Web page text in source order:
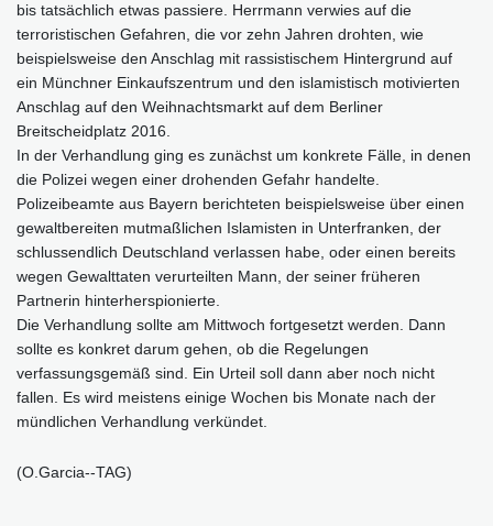
bis tatsächlich etwas passiere. Herrmann verwies auf die
terroristischen Gefahren, die vor zehn Jahren drohten, wie
beispielsweise den Anschlag mit rassistischem Hintergrund auf
ein Münchner Einkaufszentrum und den islamistisch motivierten
Anschlag auf den Weihnachtsmarkt auf dem Berliner
Breitscheidplatz 2016.
In der Verhandlung ging es zunächst um konkrete Fälle, in denen
die Polizei wegen einer drohenden Gefahr handelte.
Polizeibeamte aus Bayern berichteten beispielsweise über einen
gewaltbereiten mutmaßlichen Islamisten in Unterfranken, der
schlussendlich Deutschland verlassen habe, oder einen bereits
wegen Gewalttaten verurteilten Mann, der seiner früheren
Partnerin hinterherspionierte.
Die Verhandlung sollte am Mittwoch fortgesetzt werden. Dann
sollte es konkret darum gehen, ob die Regelungen
verfassungsgemäß sind. Ein Urteil soll dann aber noch nicht
fallen. Es wird meistens einige Wochen bis Monate nach der
mündlichen Verhandlung verkündet.
(O.Garcia--TAG)